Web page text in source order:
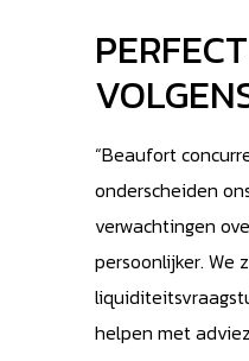
“Beaufort
onderscheiden
verwachtingen
persoonlijker. We
helpen met